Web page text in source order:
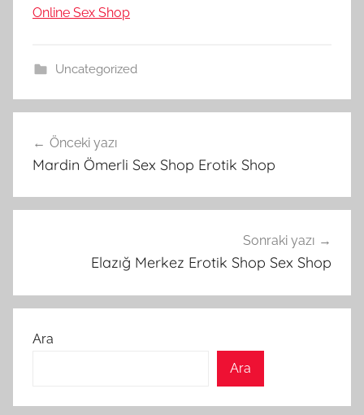
Online Sex Shop
Uncategorized
gezinmesi
Önceki yazı
Mardin Ömerli Sex Shop Erotik Shop
Sonraki yazı
Elazığ Merkez Erotik Shop Sex Shop
Ara
Ara